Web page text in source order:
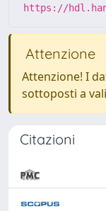
https://
Attenzione
Attenzione! I
sottoposti a
Citazioni